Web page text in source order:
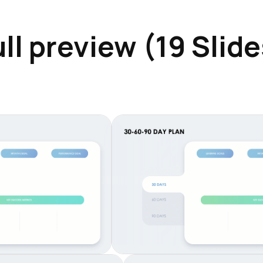
preview (19